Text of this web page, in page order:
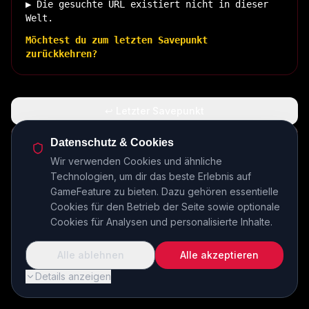
▶ Die gesuchte URL existiert nicht in dieser
Welt.
Möchtest du zum letzten Savepunkt
zurückkehren?
🏠 Zurück zur Basis
INSERT COIN TO CONTINUE...
Datenschutz & Cookies
Wir verwenden Cookies und ähnliche
Technologien, um dir das beste Erlebnis auf
GameFeature zu bieten. Dazu gehören essentielle
Cookies für den Betrieb der Seite sowie optionale
Cookies für Analysen und personalisierte Inhalte.
Details anzeigen
Alle ablehnen Alle akzeptieren